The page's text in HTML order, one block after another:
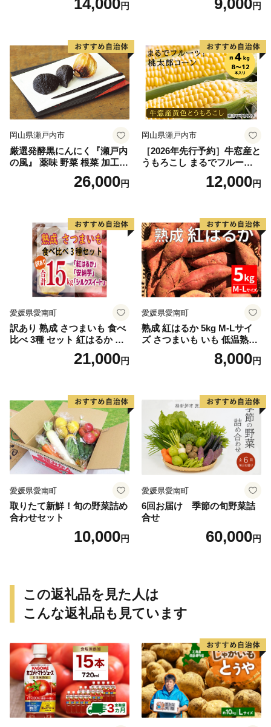
ミット アルル・リリカ共に
県 高鍋町産 産地直送 有機肥
料使用 高糖度 西森農園
14,000円
ミット アルル・リリカ共に
県 高鍋町産 産地直送 有機肥
料使用 高糖度 西森農園
9,000円
岡山県瀬戸内市
厳選発酵黒にんにく『瀬戸内
の風』 薬味 野菜 根菜 加工食
26,000円
岡山県瀬戸内市
［2026年先行予約］牛窓産と
うもろこし まるでフルー
ツ！最高糖度25度超え 生で
甘い、茹でて美味い！ 黄色
野菜
12,000円
愛媛県愛南町
訳あり 熟成 さつまいも 食べ
比べ 3種 セット 紅はるか 安
納芋 シルクスイート 合計 15
kg サイズ混合 サツマイモ 焼
芋 ほしいも スイートポテト
いも天 サイズミックス 甘い
ねっとり 生芋 新芋 あんのう
いも 甘藷 べにはるか スイー
ツ 国産 糖度 産地直送 農家直
送 数量限定 21000円 愛媛 愛
南 ミッチーのおみかん畑
21,000円
愛媛県愛南町
熟成 紅はるか 5kg M-Lサイ
ズ さつまいも いも 低温熟成
完全熟成収穫 甘い 糖度 焼き
芋 やきいも スイートポテト
8,000円
愛媛県愛南町
取りたて新鮮！旬の野菜詰め
合わせセット
10,000円
愛媛県愛南町
6回お届け 季節の旬野菜詰
合せ
60,000円
この返礼品を見た人は
こんな返礼品も見ています